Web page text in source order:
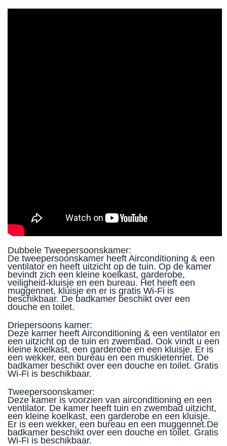
Dubbele Tweepersoonskamer:
De tweepersoonskamer heeft Airconditioning & een
ventilator en heeft uitzicht op de tuin. Op de kamer
bevindt zich een kleine koelkast, garderobe,
veiligheid-kluisje en een bureau. Het heeft een
muggennet, kluisje en er is gratis Wi-Fi is
beschikbaar. De badkamer beschikt over een
douche en toilet.
Driepersoons kamer:
Deze kamer heeft Airconditioning & een ventilator en
een uitzicht op de tuin en zwembad. Ook vindt u een
kleine koelkast, een garderobe en een kluisje. Er is
een wekker, een bureau en een muskietennet. De
badkamer beschikt over een douche en toilet. Gratis
Wi-Fi is beschikbaar.
Tweepersoonskamer:
Deze kamer is voorzien van airconditioning en een
ventilator. De kamer heeft tuin en zwembad uitzicht,
een kleine koelkast, een garderobe en een kluisje.
Er is een wekker, een bureau en een muggennet.De
badkamer beschikt over een douche en toilet. Gratis
Wi-Fi is beschikbaar.